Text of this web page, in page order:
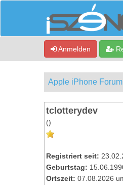
Anmelden
Apple iPhone
tclotterydev
()
Registriert seit:
Geburtstag:
Ortszeit: 07.08.2026